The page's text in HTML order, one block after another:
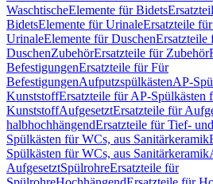
WaschtischeElemente für Bidets
BidetsElemente für UrinaleErsatzteile
UrinaleElemente für DuschenErsatzteile
DuschenZubehörErsatzteile für Zubehör
BefestigungenErsatzteile für Für
BefestigungenAufputzspülkästenAP-
KunststoffErsatzteile für AP-Spülkästen
KunststoffAufgesetztErsatzteile für
halbhochhängendErsatzteile für Tief-
Spülkästen für WCs, aus Sanitärkeramik
Spülkästen für WCs, aus Sanitärkeramik
AufgesetztSpülrohreErsatzteile für